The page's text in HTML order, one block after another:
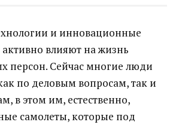
и инновационные
влияют на жизнь
персон. Сейчас многие люди
по деловым вопросам, так и
в этом им, естественно,
самолеты, которые под